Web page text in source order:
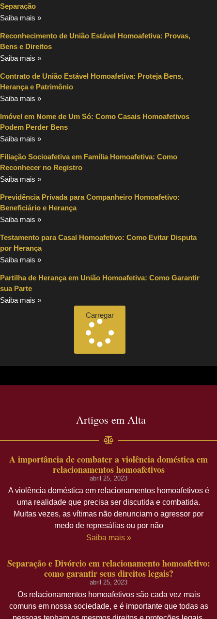
Separação
Saiba mais »
Reconhecimento de União Estável Homoafetiva: Provas,
Bens e Direitos
Saiba mais »
Contrato de União Estável Homoafetiva: Proteja Bens,
Herança e Patrimônio
Saiba mais »
Imóvel em Nome de Um Só: Como Casais Homoafetivos
Podem Perder Bens
Saiba mais »
Filiação Socioafetiva em Família Homoafetiva: Como
Reconhecer no Registro
Saiba mais »
Previdência Privada para Companheiro Homoafetivo:
Beneficiário e Herança
Saiba mais »
Testamento para Casal Homoafetivo: Como Evitar Disputa
por Herança
Saiba mais »
Partilha de Herança em União Homoafetiva: Como Garantir
sua Parte
Saiba mais »
Carregar
Artigos em Alta
A importância de combater a violência doméstica em
relacionamentos homoafetivos
abril 25, 2023
A violência doméstica em relacionamentos homoafetivos é
uma realidade que precisa ser discutida e combatida.
Muitas vezes, as vítimas não denunciam o agressor por
medo de represálias ou por não
Saiba mais »
Separação e Divórcio em relacionamento homoafetivo:
como garantir seus direitos legais?
abril 25, 2023
Os relacionamentos homoafetivos são cada vez mais
comuns em nossa sociedade, e é importante que todas as